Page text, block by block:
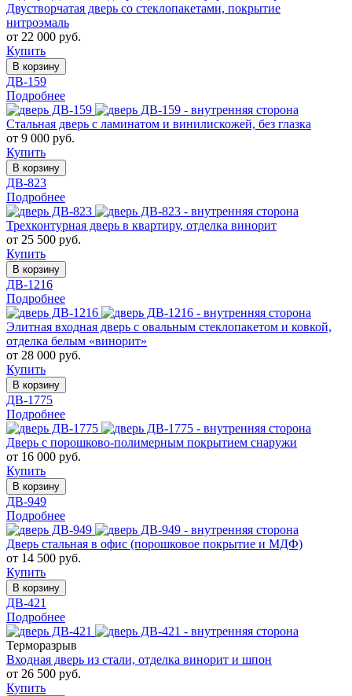
Двустворчатая дверь со стеклопакетами, покрытие
нитроэмаль
от 22 000 руб.
Купить
В корзину
ДВ-159
Подробнее
Стальная дверь с ламинатом и винилискожей, без глазка
от 9 000 руб.
Купить
В корзину
ДВ-823
Подробнее
Трехконтурная дверь в квартиру, отделка винорит
от 25 500 руб.
Купить
В корзину
ДВ-1216
Подробнее
Элитная входная дверь с овальным стеклопакетом и ковкой,
отделка белым «винорит»
от 28 000 руб.
Купить
В корзину
ДВ-1775
Подробнее
Дверь с порошково-полимерным покрытием снаружи
от 16 000 руб.
Купить
В корзину
ДВ-949
Подробнее
Дверь стальная в офис (порошковое покрытие и МДФ)
от 14 500 руб.
Купить
В корзину
ДВ-421
Подробнее
Терморазрыв
Входная дверь из стали, отделка винорит и шпон
от 26 500 руб.
Купить